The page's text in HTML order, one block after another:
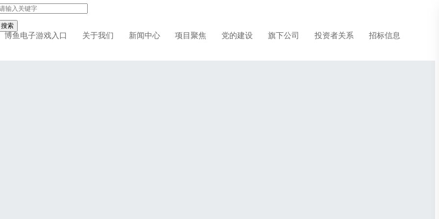
搜索
博鱼电子游戏入口 关于我们 新闻中心 项目聚焦 党的建设 旗下公司 投资者关系 招标信息